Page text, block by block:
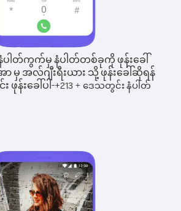
နံပါတ်ကွက်မှ နံပါတ်တစ်ခုကို ဖုန်းခေါ်
ာ မှ အလ်ဂျီးရီးယား သို့ ဖုန်းခေါ်ဆိုရန်
န်းခေါ်ပါ-+213+ ဒေသတွင်း နံပါတ်